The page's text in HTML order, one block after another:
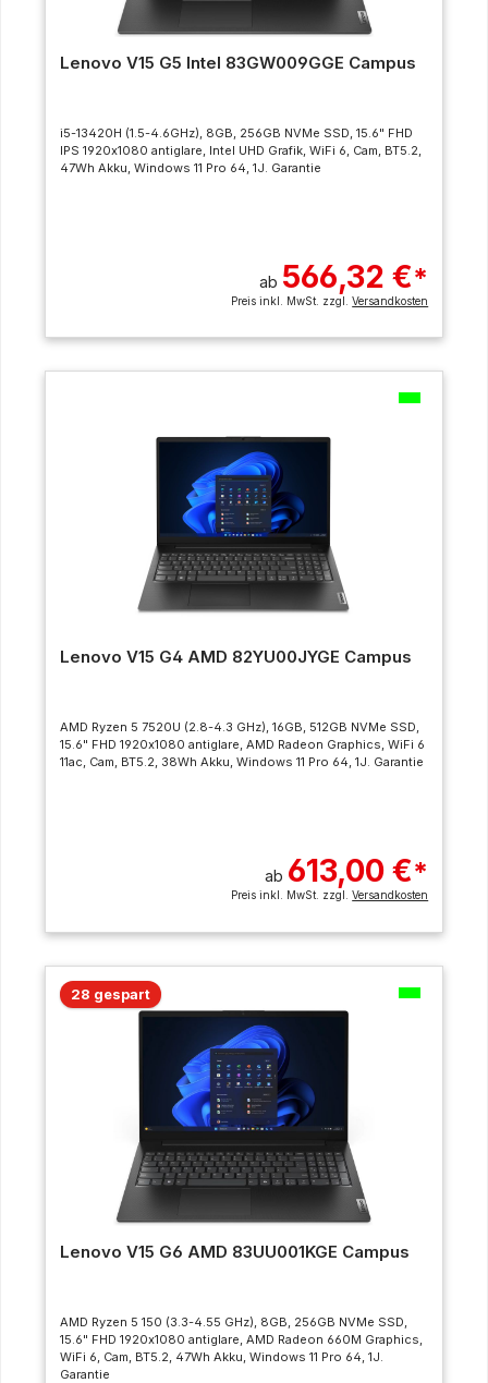
Lenovo V15 G5 Intel 83GW009GGE Campus
i5-13420H (1.5-4.6GHz), 8GB, 256GB NVMe SSD, 15.6" FHD
IPS 1920x1080 antiglare, Intel UHD Grafik, WiFi 6, Cam, BT5.2,
47Wh Akku, Windows 11 Pro 64, 1J. Garantie
ab 566,32 €*
Preis inkl. MwSt. zzgl.Versandkosten
Lenovo V15 G4 AMD 82YU00JYGE Campus
AMD Ryzen 5 7520U (2.8-4.3 GHz), 16GB, 512GB NVMe SSD,
15.6" FHD 1920x1080 antiglare, AMD Radeon Graphics, WiFi 6
11ac, Cam, BT5.2, 38Wh Akku, Windows 11 Pro 64, 1J. Garantie
ab 613,00 €*
Preis inkl. MwSt. zzgl.Versandkosten
28 gespart
Lenovo V15 G6 AMD 83UU001KGE Campus
AMD Ryzen 5 150 (3.3-4.55 GHz), 8GB, 256GB NVMe SSD,
15.6" FHD 1920x1080 antiglare, AMD Radeon 660M Graphics,
WiFi 6, Cam, BT5.2, 47Wh Akku, Windows 11 Pro 64, 1J.
Garantie